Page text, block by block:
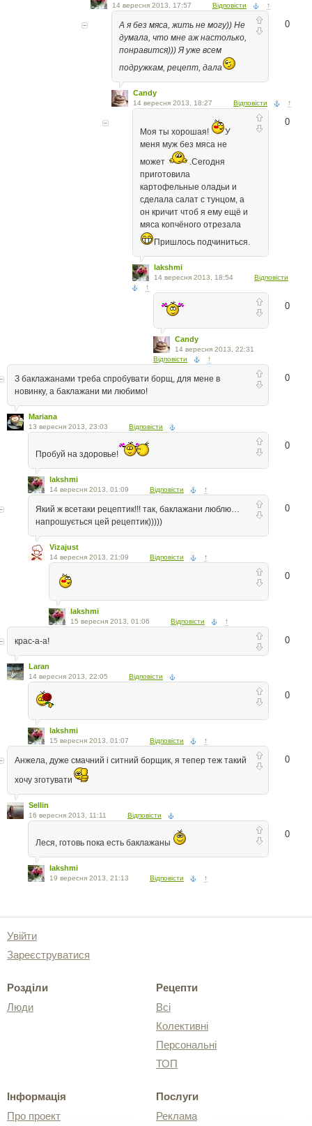
14 вересня 2013, 17:57 Відповісти ↑
0
А я без мяса, жить не могу)) Не
думала, что мне аж настолько,
понравится))) Я уже всем
подружкам, рецепт, дала
Candy
14 вересня 2013, 18:27 Відповісти ↑
0
Моя ты хорошая!
У
меня муж без мяса не
может
.Сегодня
приготовила
картофельные оладьи и
сделала салат с тунцом, а
он кричит чтоб я ему ещё и
мяса копчёного отрезала
Пришлось подчиниться.
lakshmi
14 вересня 2013, 18:54
Відповісти
↑
0
Candy
14 вересня 2013, 22:31
Відповісти
↑
0
З баклажанами треба спробувати борщ, для мене в
новинку, а баклажани ми любимо!
Mariana
13 вересня 2013, 23:03 Відповісти
0
Пробуй на здоровье!
lakshmi
14 вересня 2013, 01:09 Відповісти ↑
0
Який ж всетаки рецептик!!! так, баклажани люблю…
напрошується цей рецептик)))))
Vizajust
14 вересня 2013, 21:09 Відповісти ↑
0
lakshmi
15 вересня 2013, 01:06 Відповісти ↑
0
крас-а-а!
Laran
14 вересня 2013, 22:05 Відповісти
0
lakshmi
15 вересня 2013, 01:07 Відповісти ↑
0
Анжела, дуже смачний і ситний борщик, я тепер теж такий
хочу зготувати
Sellin
16 вересня 2013, 11:11 Відповісти
0
Леся, готовь пока есть баклажаны
lakshmi
19 вересня 2013, 21:13 Відповісти ↑
Увійти
Зареєструватися
Розділи
Люди
Рецепти
Всі
Колективні
Персональні
ТОП
Інформація
Про проект
Послуги
Реклама